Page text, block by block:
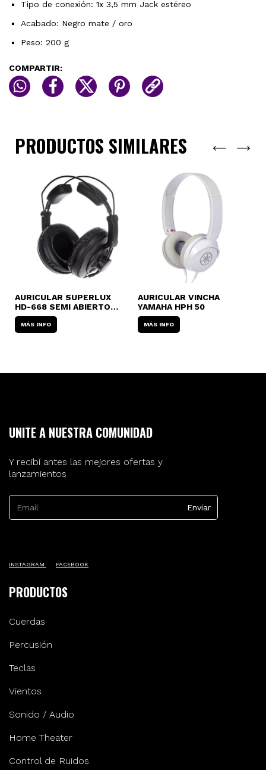
Tipo de conexión: 1x 3,5 mm Jack estéreo
Acabado: Negro mate / oro
Peso: 200 g
COMPARTIR:
PRODUCTOS SIMILARES
AURICULAR SUPERLUX
HD-668 SEMI ABIERTO
PROFESIONAL
MÁS INFO
AURICULAR VINCHA
YAMAHA HPH 50
MÁS INFO
UNITE A NUESTRA COMUNIDAD
Y recibí antes las mejores ofertas y
lanzamientos
INSTAGRAM FACEBOOK
PRODUCTOS
Cuerdas
Percusión
Teclas
Vientos
Sonido / Audio
Home Theater
Control de Ruidos